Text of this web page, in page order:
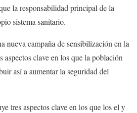
la responsabilidad principal de la
sistema sanitario.
nueva campaña de sensibilización en la
aspectos clave en los que la población
así a aumentar la seguridad del
tres aspectos clave en los que los el y